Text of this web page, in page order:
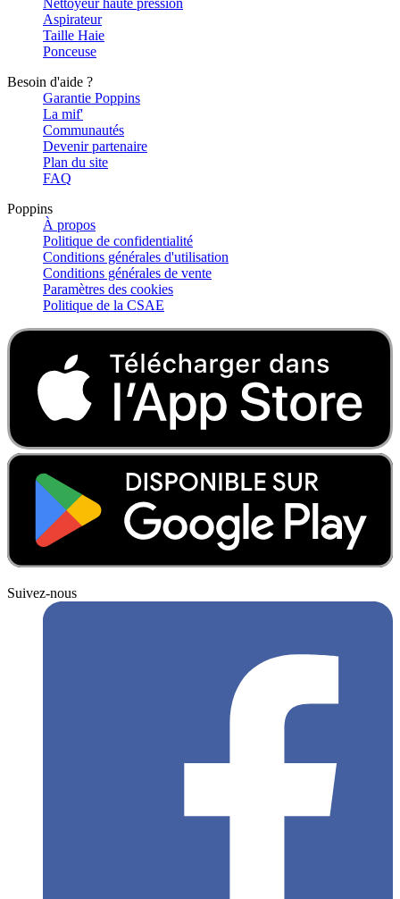
Aspirateur
Taille Haie
Ponceuse
Besoin d'aide ?
Garantie Poppins
La mif'
Communautés
Devenir partenaire
Plan du site
FAQ
Poppins
À propos
Politique de confidentialité
Conditions générales d'utilisation
Conditions générales de vente
Paramètres des cookies
Politique de la CSAE
Suivez-nous